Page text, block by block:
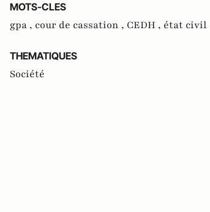
MOTS-CLES
gpa , cour de cassation , CEDH , état civil
THEMATIQUES
Société